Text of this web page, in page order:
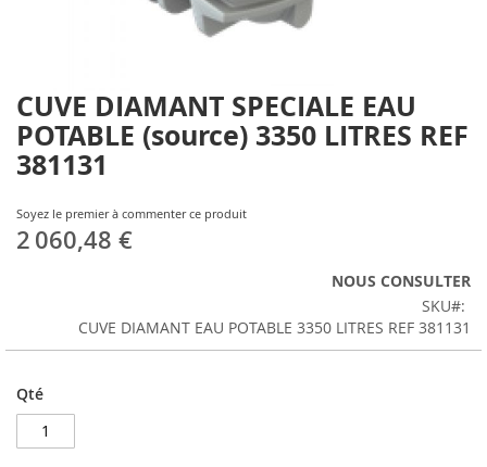
Skip
to
the
beginning
the
images
gallery
CUVE DIAMANT SPECIALE EAU
POTABLE (source) 3350 LITRES REF
381131
Soyez le premier à commenter ce produit
2 060,48 €
NOUS CONSULTER
SKU
CUVE DIAMANT EAU POTABLE 3350 LITRES REF 381131
Qté